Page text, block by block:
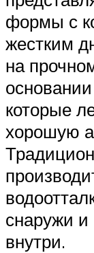
формы с
жестким
на
которые
хорошую
снаружи и
внутри.